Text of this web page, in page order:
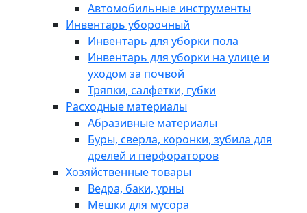
Автомобильные инструменты
Инвентарь уборочный
Инвентарь для уборки пола
Инвентарь для уборки на улице и
уходом за почвой
Тряпки, салфетки, губки
Расходные материалы
Абразивные материалы
Буры, сверла, коронки, зубила для
дрелей и перфораторов
Хозяйственные товары
Ведра, баки, урны
Мешки для мусора